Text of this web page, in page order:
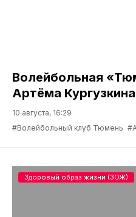
Волейбольная
Артёма Кургузкина
10 августа, 16:29
#Волейбольный клуб Тюмень
Здоровый образ жизни (ЗОЖ)